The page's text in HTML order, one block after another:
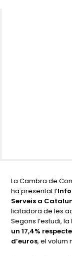
La Cambra de
ha presentat l’
Serveis a
licitadora de les
Segons l’estudi, la
un 17,4%
d’euros, el volum